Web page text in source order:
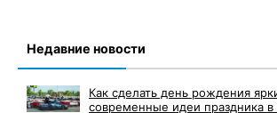
Недавние новости
Как сделать день рождения
современные идеи праздника в